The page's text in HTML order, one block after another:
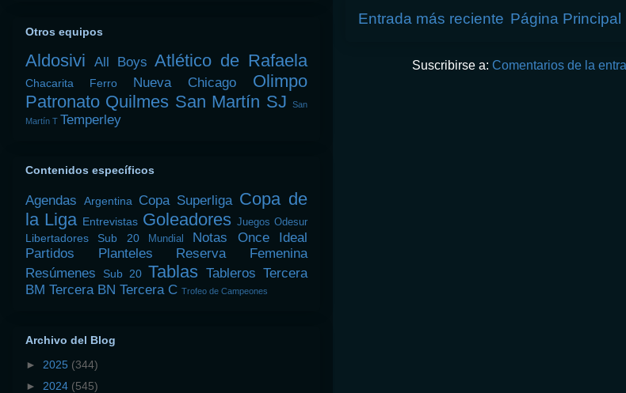
Entrada más reciente Página Principal
Suscribirse a: Comentarios de la
Otros equipos
Aldosivi All Boys Atlético de Rafaela
Chacarita Ferro Nueva Chicago
Olimpo
Patronato Quilmes San Martín SJ
San
Martín T Temperley
Contenidos específicos
Agendas Argentina Copa Superliga Copa de
la Liga Entrevistas Goleadores Juegos Odesur
Libertadores Sub 20 Mundial Notas
Once Ideal
Partidos
Planteles
Reserva Femenina
Resúmenes
Sub 20 Tablas Tableros Tercera
BM Tercera BN Tercera C Trofeo de Campeones
Archivo del Blog
► 2025 (344)
► 2024 (545)